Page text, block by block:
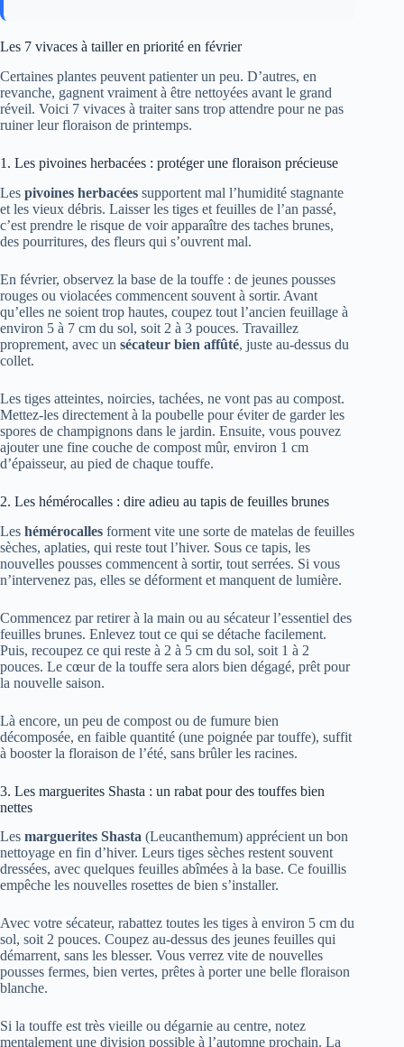
Les 7 vivaces à tailler en priorité en février
Certaines plantes peuvent patienter un peu. D’autres, en
revanche, gagnent vraiment à être nettoyées avant le grand
réveil. Voici 7 vivaces à traiter sans trop attendre pour ne pas
ruiner leur floraison de printemps.
1. Les pivoines herbacées : protéger une floraison précieuse
Les pivoines herbacées supportent mal l’humidité stagnante
et les vieux débris. Laisser les tiges et feuilles de l’an passé,
c’est prendre le risque de voir apparaître des taches brunes,
des pourritures, des fleurs qui s’ouvrent mal.
En février, observez la base de la touffe : de jeunes pousses
rouges ou violacées commencent souvent à sortir. Avant
qu’elles ne soient trop hautes, coupez tout l’ancien feuillage à
environ 5 à 7 cm du sol, soit 2 à 3 pouces. Travaillez
proprement, avec un sécateur bien affûté, juste au-dessus du
collet.
Les tiges atteintes, noircies, tachées, ne vont pas au compost.
Mettez-les directement à la poubelle pour éviter de garder les
spores de champignons dans le jardin. Ensuite, vous pouvez
ajouter une fine couche de compost mûr, environ 1 cm
d’épaisseur, au pied de chaque touffe.
2. Les hémérocalles : dire adieu au tapis de feuilles brunes
Les hémérocalles forment vite une sorte de matelas de feuilles
sèches, aplaties, qui reste tout l’hiver. Sous ce tapis, les
nouvelles pousses commencent à sortir, tout serrées. Si vous
n’intervenez pas, elles se déforment et manquent de lumière.
Commencez par retirer à la main ou au sécateur l’essentiel des
feuilles brunes. Enlevez tout ce qui se détache facilement.
Puis, recoupez ce qui reste à 2 à 5 cm du sol, soit 1 à 2
pouces. Le cœur de la touffe sera alors bien dégagé, prêt pour
la nouvelle saison.
Là encore, un peu de compost ou de fumure bien
décomposée, en faible quantité (une poignée par touffe), suffit
à booster la floraison de l’été, sans brûler les racines.
3. Les marguerites Shasta : un rabat pour des touffes bien
nettes
Les marguerites Shasta (Leucanthemum) apprécient un bon
nettoyage en fin d’hiver. Leurs tiges sèches restent souvent
dressées, avec quelques feuilles abîmées à la base. Ce fouillis
empêche les nouvelles rosettes de bien s’installer.
Avec votre sécateur, rabattez toutes les tiges à environ 5 cm du
sol, soit 2 pouces. Coupez au-dessus des jeunes feuilles qui
démarrent, sans les blesser. Vous verrez vite de nouvelles
pousses fermes, bien vertes, prêtes à porter une belle floraison
blanche.
Si la touffe est très vieille ou dégarnie au centre, notez
mentalement une division possible à l’automne prochain. La